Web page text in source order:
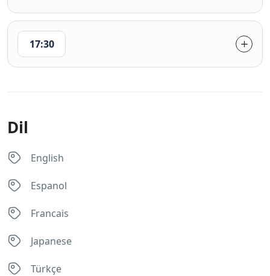
17:30
Dil
English
Espanol
Francais
Japanese
Türkçe